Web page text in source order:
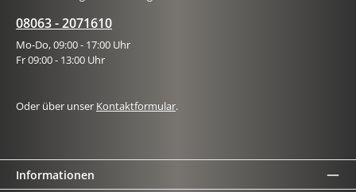
08063 - 2071610
Mo-Do, 09:00 - 17:00 Uhr
Fr 09:00 - 13:00 Uhr
Oder über unser Kontaktformular.
Informationen